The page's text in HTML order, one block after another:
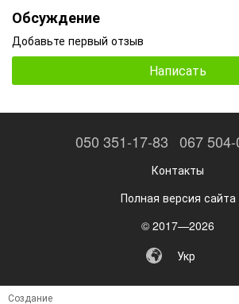
Обсуждение
Добавьте первый отзыв
Написать
050 351-17-83 067
Контакты
Полная версия сайта
© 2017—2026
Укр
Создание